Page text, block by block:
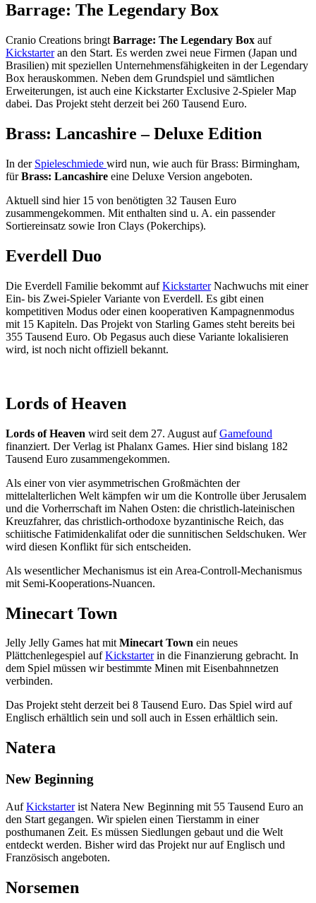
Barrage: The Legendary Box
Cranio Creations bringt Barrage: The Legendary Box auf
Kickstarteran den Start. Es werden zwei neue Firmen (Japan und
Brasilien) mit speziellen Unternehmensfähigkeiten in der Legendary
Box herauskommen. Neben dem Grundspiel und sämtlichen
Erweiterungen, ist auch eine Kickstarter Exclusive 2-Spieler Map
dabei. Das Projekt steht derzeit bei 260 Tausend Euro.
Brass: Lancashire – Deluxe Edition
In der Spieleschmiede wird nun, wie auch für Brass: Birmingham,
fürBrass: Lancashire eine Deluxe Version angeboten.
Aktuell sind hier 15 von benötigten 32 Tausen Euro
zusammengekommen. Mit enthalten sind u. A. ein passender
Sortiereinsatz sowie Iron Clays (Pokerchips).
Everdell Duo
Die Everdell Familie bekommt aufKickstarterNachwuchs mit einer
Ein- bis Zwei-Spieler Variante von Everdell. Es gibt einen
kompetitiven Modus oder einen kooperativen Kampagnenmodus
mit 15 Kapiteln. Das Projekt von Starling Games steht bereits bei
355 Tausend Euro. Ob Pegasus auch diese Variante lokalisieren
wird, ist noch nicht offiziell bekannt.
Lords of Heaven
Lords of Heaven wird seit dem 27. August aufGamefound
finanziert. Der Verlag ist Phalanx Games. Hier sind bislang 182
Tausend Euro zusammengekommen.
Als einer von vier asymmetrischen Großmächten der
mittelalterlichen Welt kämpfen wir um die Kontrolle über Jerusalem
und die Vorherrschaft im Nahen Osten: die christlich-lateinischen
Kreuzfahrer, das christlich-orthodoxe byzantinische Reich, das
schiitische Fatimidenkalifat oder die sunnitischen Seldschuken. Wer
wird diesen Konflikt für sich entscheiden.
Als wesentlicher Mechanismus ist ein Area-Controll-Mechanismus
mit Semi-Kooperations-Nuancen.
Minecart Town
Jelly Jelly Games hat mitMinecart Town ein neues
Plättchenlegespiel aufKickstarterin die Finanzierung gebracht. In
dem Spiel müssen wir bestimmte Minen mit Eisenbahnnetzen
verbinden.
Das Projekt steht derzeit bei 8 Tausend Euro. Das Spiel wird auf
Englisch erhältlich sein und soll auch in Essen erhältlich sein.
Natera
New Beginning
AufKickstarterist Natera New Beginning mit 55 Tausend Euro an
den Start gegangen. Wir spielen einen Tierstamm in einer
posthumanen Zeit. Es müssen Siedlungen gebaut und die Welt
entdeckt werden. Bisher wird das Projekt nur auf Englisch und
Französisch angeboten.
Norsemen